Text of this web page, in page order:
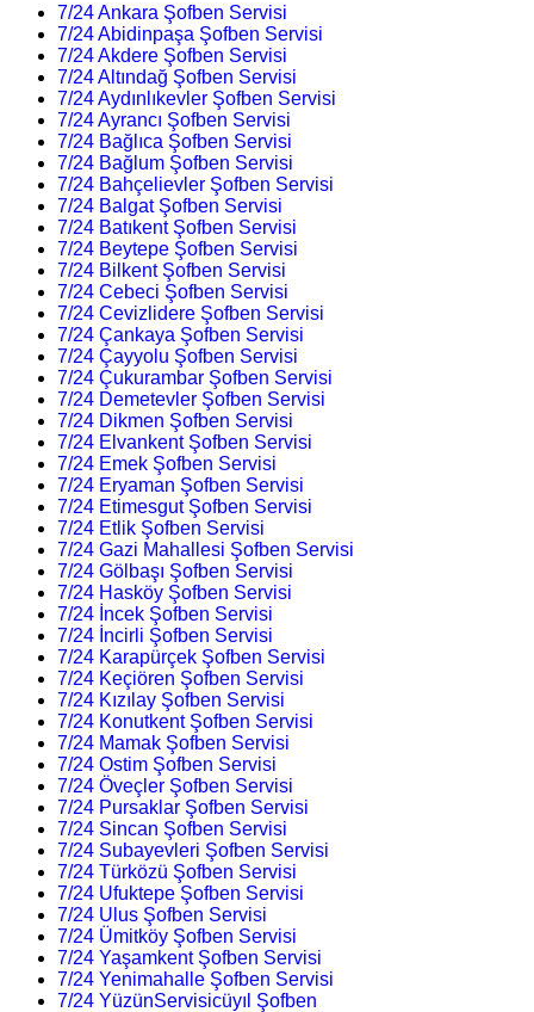
7/24 Ankara Şofben Servisi
7/24 Abidinpaşa Şofben Servisi
7/24 Akdere Şofben Servisi
7/24 Altındağ Şofben Servisi
7/24 Aydınlıkevler Şofben Servisi
7/24 Ayrancı Şofben Servisi
7/24 Bağlıca Şofben Servisi
7/24 Bağlum Şofben Servisi
7/24 Bahçelievler Şofben Servisi
7/24 Balgat Şofben Servisi
7/24 Batıkent Şofben Servisi
7/24 Beytepe Şofben Servisi
7/24 Bilkent Şofben Servisi
7/24 Cebeci Şofben Servisi
7/24 Cevizlidere Şofben Servisi
7/24 Çankaya Şofben Servisi
7/24 Çayyolu Şofben Servisi
7/24 Çukurambar Şofben Servisi
7/24 Demetevler Şofben Servisi
7/24 Dikmen Şofben Servisi
7/24 Elvankent Şofben Servisi
7/24 Emek Şofben Servisi
7/24 Eryaman Şofben Servisi
7/24 Etimesgut Şofben Servisi
7/24 Etlik Şofben Servisi
7/24 Gazi Mahallesi Şofben Servisi
7/24 Gölbaşı Şofben Servisi
7/24 Hasköy Şofben Servisi
7/24 İncek Şofben Servisi
7/24 İncirli Şofben Servisi
7/24 Karapürçek Şofben Servisi
7/24 Keçiören Şofben Servisi
7/24 Kızılay Şofben Servisi
7/24 Konutkent Şofben Servisi
7/24 Mamak Şofben Servisi
7/24 Ostim Şofben Servisi
7/24 Öveçler Şofben Servisi
7/24 Pursaklar Şofben Servisi
7/24 Sincan Şofben Servisi
7/24 Subayevleri Şofben Servisi
7/24 Türközü Şofben Servisi
7/24 Ufuktepe Şofben Servisi
7/24 Ulus Şofben Servisi
7/24 Ümitköy Şofben Servisi
7/24 Yaşamkent Şofben Servisi
7/24 Yenimahalle Şofben Servisi
7/24 YüzünServisicüyıl Şofben